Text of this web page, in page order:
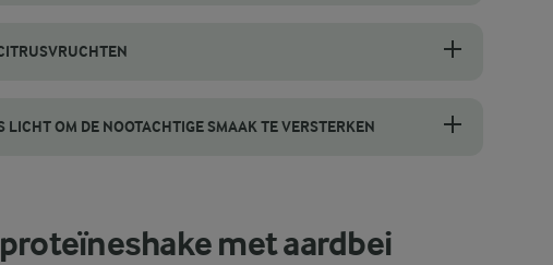
LICHT OM DE NOOTACHTIGE SMAAK TE VERSTERKEN
met aardbei